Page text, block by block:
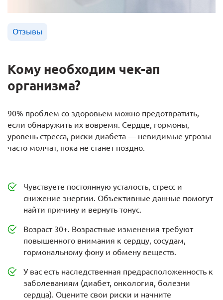
Отзывы
Кому необходим чек-ап
организма?
90% проблем со здоровьем можно предотвратить,
если обнаружить их вовремя. Сердце, гормоны,
уровень стресса, риски диабета — невидимые угрозы
часто молчат, пока не станет поздно.
Чувствуете постоянную усталость, стресс и
снижение энергии. Объективные данные помогут
найти причину и вернуть тонус.
Возраст 30+. Возрастные изменения требуют
повышенного внимания к сердцу, сосудам,
гормональному фону и обмену веществ.
У вас есть наследственная предрасположенность к
заболеваниям (диабет, онкология, болезни
сердца). Оцените свои риски и начните